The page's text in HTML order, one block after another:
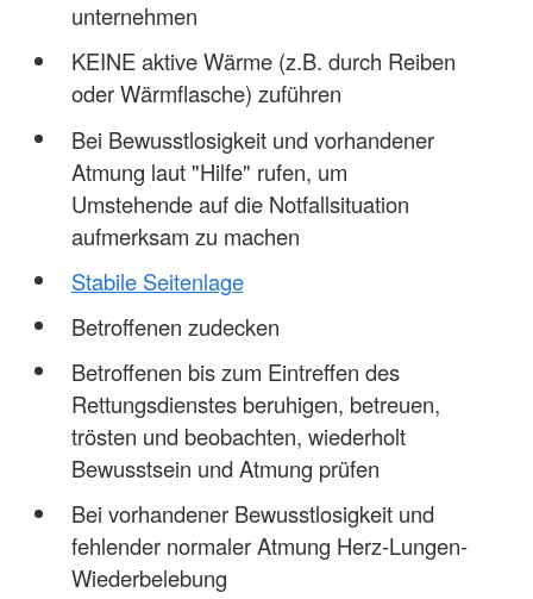
unternehmen
KEINE aktive Wärme (z.B. durch Reiben
oder Wärmflasche) zuführen
Bei Bewusstlosigkeit und vorhandener
Atmung laut "Hilfe" rufen, um
Umstehende auf die Notfallsituation
aufmerksam zu machen
Stabile Seitenlage
Betroffenen zudecken
Betroffenen bis zum Eintreffen des
Rettungsdienstes beruhigen, betreuen,
trösten und beobachten, wiederholt
Bewusstsein und Atmung prüfen
Bei vorhandener Bewusstlosigkeit und
fehlender normaler Atmung Herz-Lungen-
Wiederbelebung